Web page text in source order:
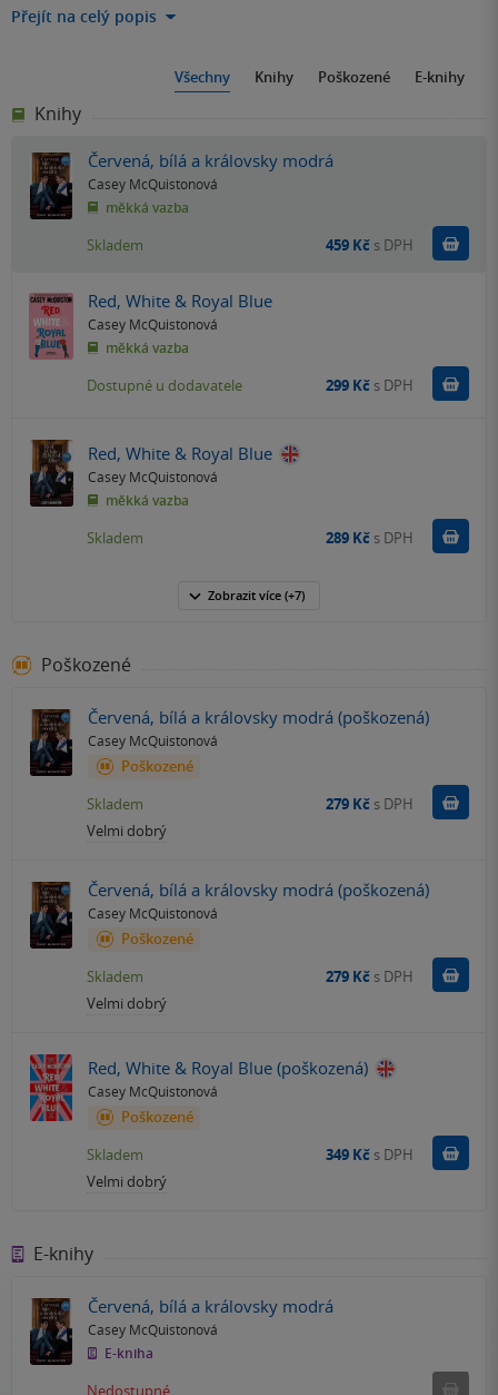
Přejít na celý popis
Všechny Knihy Poškozené E-knihy
Knihy
Červená, bílá a královsky modrá
Casey McQuistonová
měkká vazba
Skladem 459 Kč s DPH
Red, White & Royal Blue
Casey McQuistonová
měkká vazba
Dostupné u dodavatele 299 Kč s DPH
Red, White & Royal Blue
Casey McQuistonová
měkká vazba
Skladem 289 Kč s DPH
Zobrazit více (+7)
Poškozené
Červená, bílá a královsky modrá (poškozená)
Casey McQuistonová
Poškozené
Velmi dobrý
Skladem 279 Kč s DPH
Červená, bílá a královsky modrá (poškozená)
Casey McQuistonová
Poškozené
Velmi dobrý
Skladem 279 Kč s DPH
Red, White & Royal Blue (poškozená)
Casey McQuistonová
Poškozené
Velmi dobrý
Skladem 349 Kč s DPH
E-knihy
Červená, bílá a královsky modrá
Casey McQuistonová
E-kniha
Nedostupné